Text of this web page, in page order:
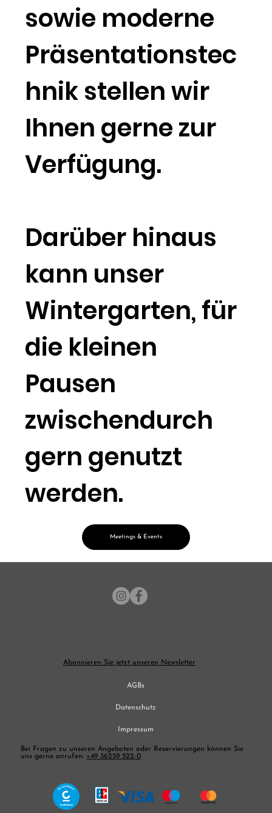
sowie moderne
Präsentationstec
hnik stellen wir
Ihnen gerne zur
Verfügung.
Darüber hinaus
kann unser
Wintergarten, für
die kleinen
Pausen
zwischendurch
gern genutzt
werden.
Meetings & Events
AGBs
Datenschutz
Impressum
Bei Fragen zu unseren Angeboten oder Reservierungen können Sie
uns gerne anrufen: +49 36259 522-0
Abonnieren Sie jetzt unseren Newsletter